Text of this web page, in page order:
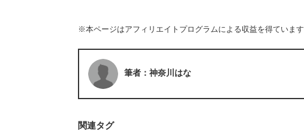
※本ページはアフィリエイトプログラムによる収益を得ています
筆者：神奈川はな
関連タグ